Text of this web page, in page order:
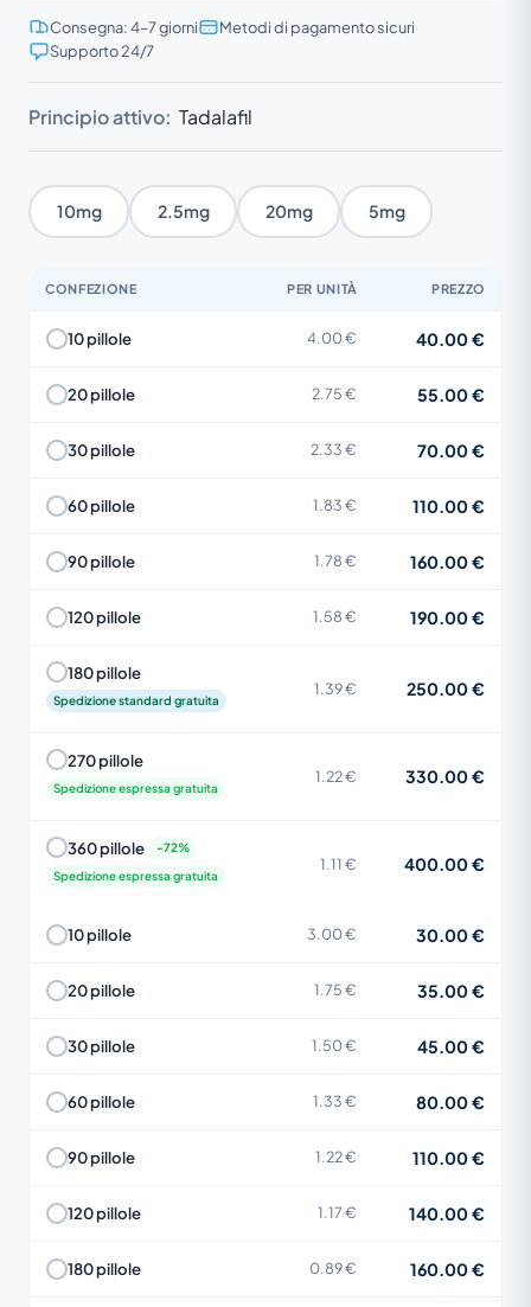
Consegna: 4–7 giorni
Metodi di pagamento sicuri
Supporto 24/7
Principio attivo: Tadalafil
10mg 2.5mg 20mg 5mg
CONFEZIONE PER UNITÀ PREZZO
10 pillole 4.00 € 40.00 €
20 pillole 2.75 € 55.00 €
30 pillole 2.33 € 70.00 €
60 pillole 1.83 € 110.00 €
90 pillole 1.78 € 160.00 €
120 pillole 1.58 € 190.00 €
180 pillole
Spedizione standard gratuita
1.39 € 250.00 €
270 pillole
Spedizione espressa gratuita
1.22 € 330.00 €
360 pillole
Spedizione espressa gratuita
1.11 € 400.00 €
10 pillole 3.00 € 30.00 €
20 pillole 1.75 € 35.00 €
30 pillole 1.50 € 45.00 €
60 pillole 1.33 € 80.00 €
90 pillole 1.22 € 110.00 €
120 pillole 1.17 € 140.00 €
180 pillole 0.89 € 160.00 €